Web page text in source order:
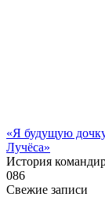
«Я будущую
Лучёса»
История
086
Свежие записи